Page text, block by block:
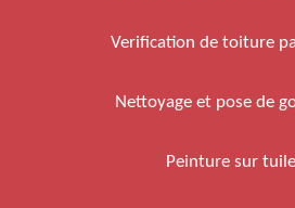
Verification de toiture
Nettoyage et pose de
Peinture sur